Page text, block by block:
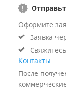
Оформите
Заявка
Контакты
После